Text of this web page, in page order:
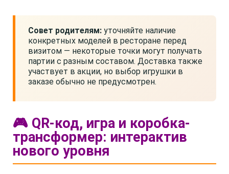
Совет родителям: уточняйте наличие
конкретных моделей в ресторане перед
визитом — некоторые точки могут получать
партии с разным составом. Доставка также
участвует в акции, но выбор игрушки в
заказе обычно не предусмотрен.
🎮 QR-код, игра и коробка-
трансформер: интерактив
нового уровня